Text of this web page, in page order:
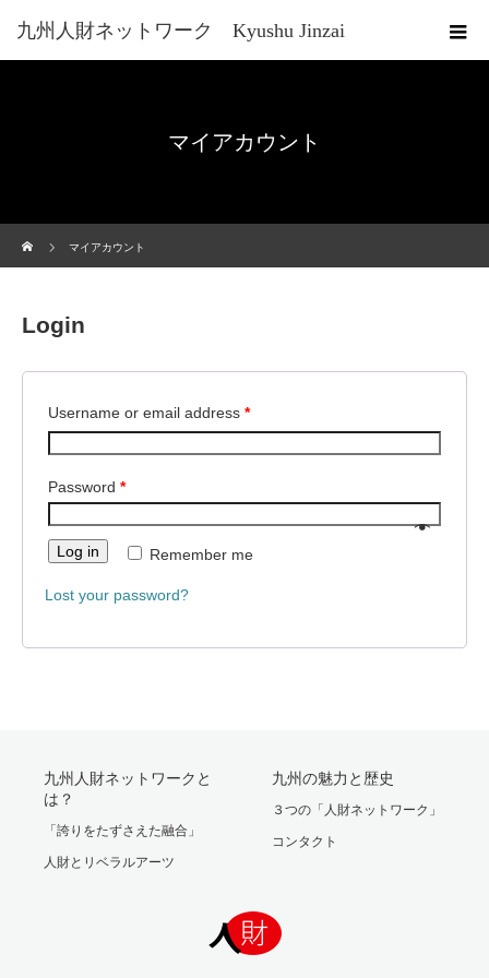
九州人財ネットワーク Kyushu Jinzai
マイアカウント
マイアカウント
Login
Username or email address *
Password *
Remember me
Log in
Lost your password?
九州人財ネットワークと
は？
「誇りをたずさえた融合」
人財とリベラルアーツ
九州の魅力と歴史
３つの「人財ネットワーク」
コンタクト